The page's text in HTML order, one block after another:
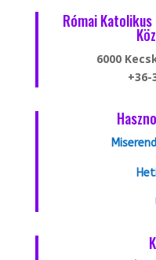
Római
6000
+36-